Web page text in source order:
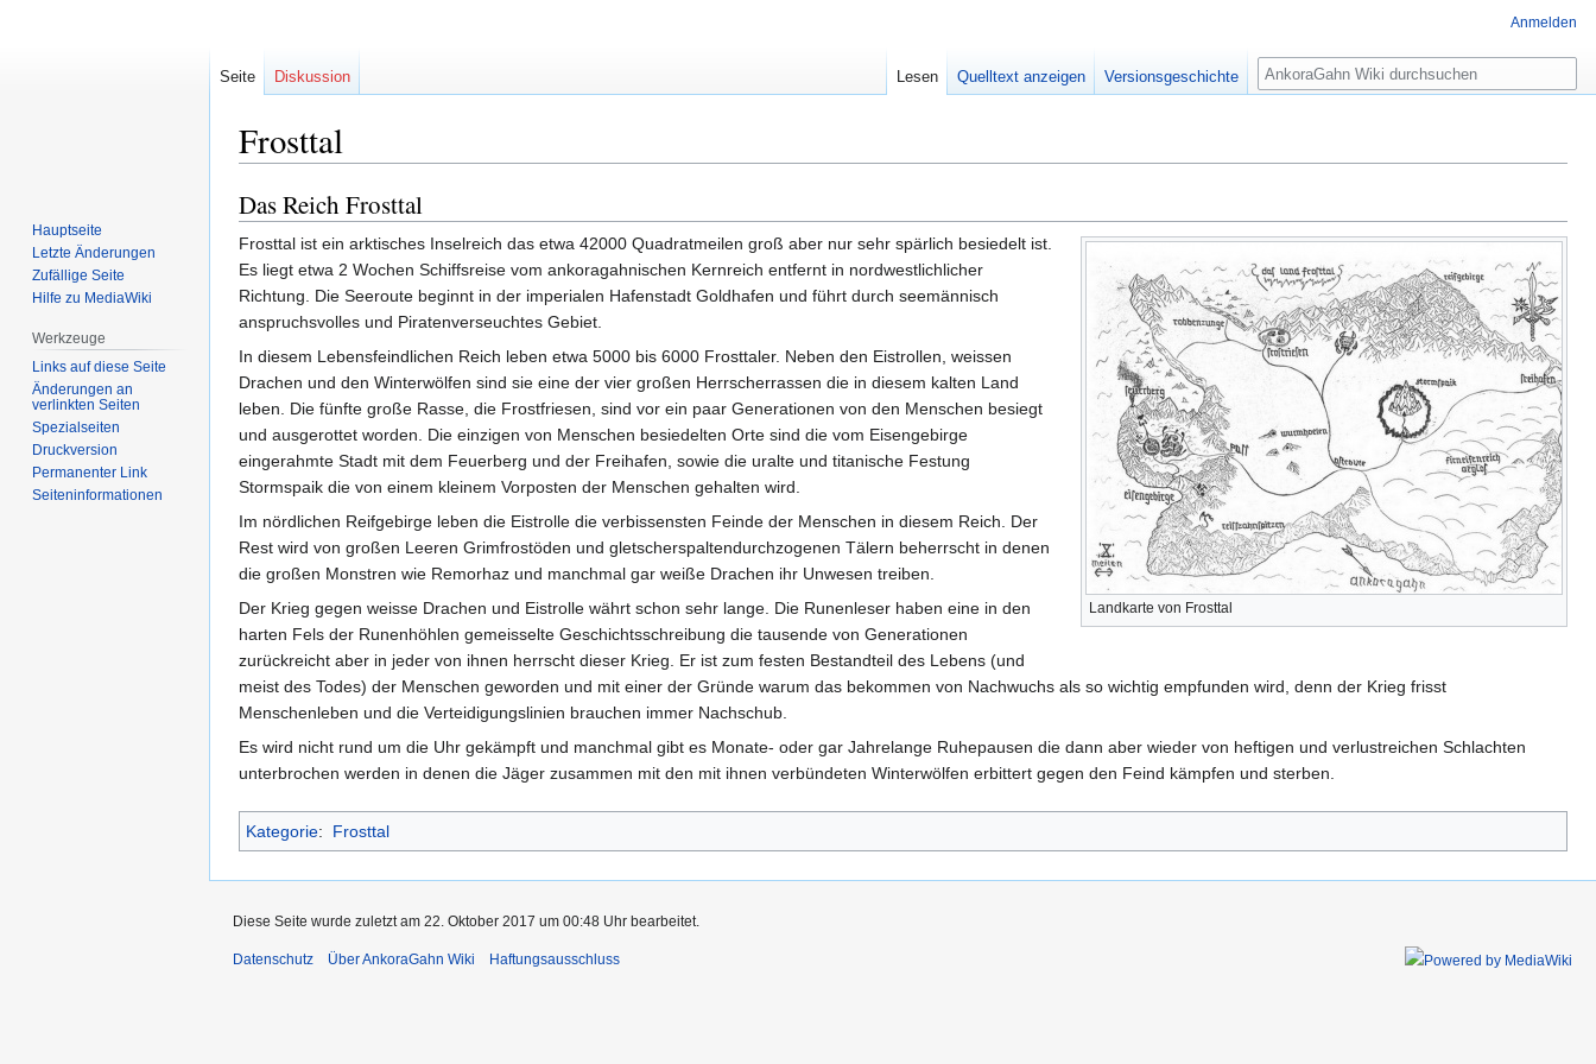
Frosttal
Zur
Navigation
springen
Zur
Suche
springen
Das Reich Frosttal
Landkarte von Frosttal
Frosttal ist ein arktisches Inselreich das etwa 42000 Quadratmeilen groß aber nur sehr spärlich besiedelt ist.
Es liegt etwa 2 Wochen Schiffsreise vom ankoragahnischen Kernreich entfernt in nordwestlichlicher
Richtung. Die Seeroute beginnt in der imperialen Hafenstadt Goldhafen und führt durch seemännisch
anspruchsvolles und Piratenverseuchtes Gebiet.
In diesem Lebensfeindlichen Reich leben etwa 5000 bis 6000 Frosttaler. Neben den Eistrollen, weissen
Drachen und den Winterwölfen sind sie eine der vier großen Herrscherrassen die in diesem kalten Land
leben. Die fünfte große Rasse, die Frostfriesen, sind vor ein paar Generationen von den Menschen besiegt
und ausgerottet worden. Die einzigen von Menschen besiedelten Orte sind die vom Eisengebirge
eingerahmte Stadt mit dem Feuerberg und der Freihafen, sowie die uralte und titanische Festung
Stormspaik die von einem kleinem Vorposten der Menschen gehalten wird.
Im nördlichen Reifgebirge leben die Eistrolle die verbissensten Feinde der Menschen in diesem Reich. Der
Rest wird von großen Leeren Grimfrostöden und gletscherspaltendurchzogenen Tälern beherrscht in denen
die großen Monstren wie Remorhaz und manchmal gar weiße Drachen ihr Unwesen treiben.
Der Krieg gegen weisse Drachen und Eistrolle währt schon sehr lange. Die Runenleser haben eine in den
harten Fels der Runenhöhlen gemeisselte Geschichtsschreibung die tausende von Generationen
zurückreicht aber in jeder von ihnen herrscht dieser Krieg. Er ist zum festen Bestandteil des Lebens (und
meist des Todes) der Menschen geworden und mit einer der Gründe warum das bekommen von Nachwuchs als so wichtig empfunden wird, denn der Krieg frisst
Menschenleben und die Verteidigungslinien brauchen immer Nachschub.
Es wird nicht rund um die Uhr gekämpft und manchmal gibt es Monate- oder gar Jahrelange Ruhepausen die dann aber wieder von heftigen und verlustreichen Schlachten
unterbrochen werden in denen die Jäger zusammen mit den mit ihnen verbündeten Winterwölfen erbittert gegen den Feind kämpfen und sterben.
Kategorie: Frosttal
Anmelden
Seite Diskussion Lesen Quelltext anzeigen Versionsgeschichte Suche
Hauptseite
Letzte Änderungen
Zufällige Seite
Hilfe zu MediaWiki
Werkzeuge
Links auf diese Seite
Änderungen an
verlinkten Seiten
Spezialseiten
Druckversion
Permanenter Link
Seiten­informationen
Diese Seite wurde zuletzt am 22. Oktober 2017 um 00:48 Uhr bearbeitet.
Datenschutz Über AnkoraGahn Wiki Haftungsausschluss